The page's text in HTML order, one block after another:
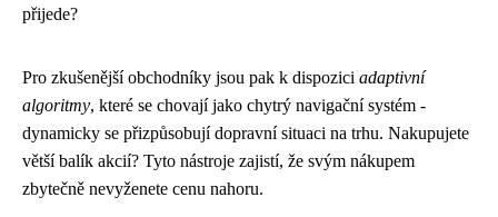
přijede?
Pro zkušenější obchodníky jsou pak k dispozici adaptivní
algoritmy, které se chovají jako chytrý navigační systém -
dynamicky se přizpůsobují dopravní situaci na trhu. Nakupujete
větší balík akcií? Tyto nástroje zajistí, že svým nákupem
zbytečně nevyženete cenu nahoru.